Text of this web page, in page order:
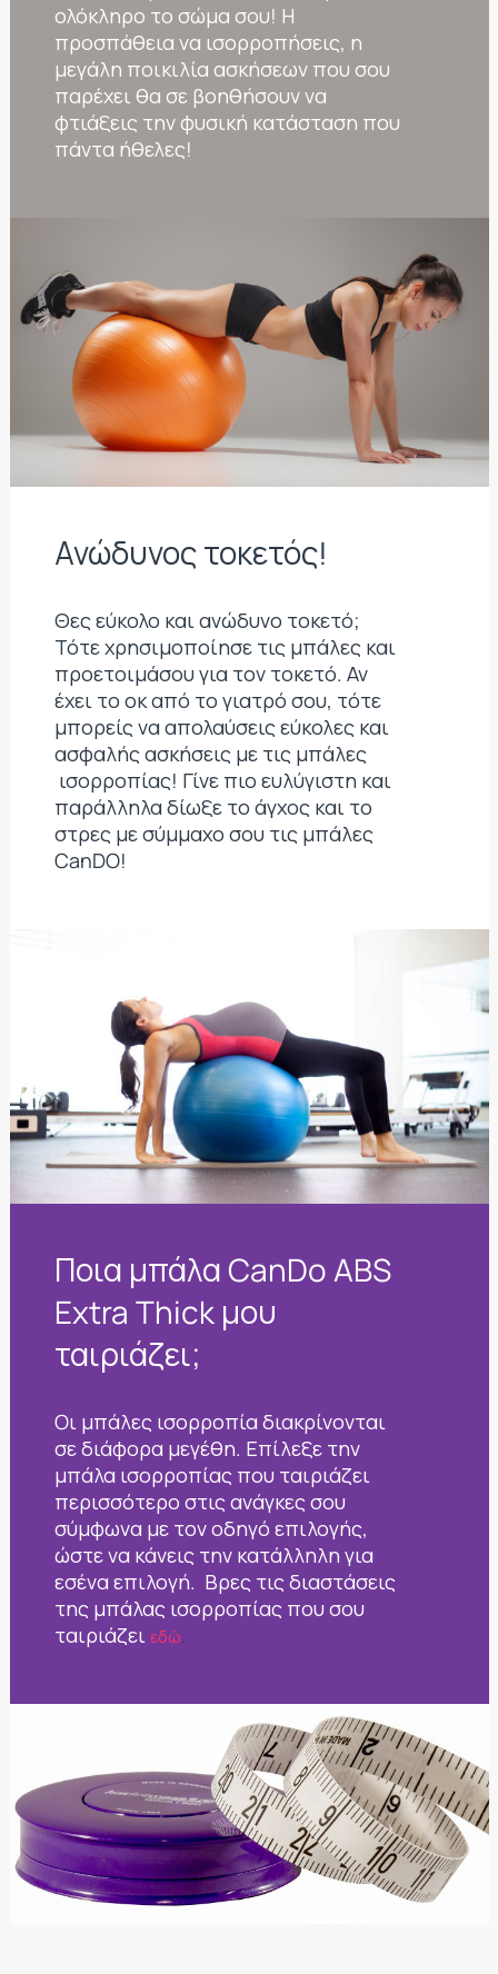
ολόκληρο το σώμα σου! Η
προσπάθεια να ισορροπήσεις, η
μεγάλη ποικιλία ασκήσεων που σου
παρέχει θα σε βοηθήσουν να
φτιάξεις την φυσική κατάσταση που
πάντα ήθελες!
Ανώδυνος τοκετός!
Θες εύκολο και ανώδυνο τοκετό;
Τότε χρησιμοποίησε τις μπάλες και
προετοιμάσου για τον τοκετό. Αν
έχει το οκ από το γιατρό σου, τότε
μπορείς να απολαύσεις εύκολες και
ασφαλής ασκήσεις με τις μπάλες
ισορροπίας! Γίνε πιο ευλύγιστη και
παράλληλα δίωξε το άγχος και το
στρες με σύμμαχο σου τις μπάλες
CanDO!
Ποια μπάλα CanDo ABS
Extra Thick μου
ταιριάζει;
Oι μπάλες ισορροπία διακρίνονται
σε διάφορα μεγέθη. Επίλεξε την
μπάλα ισορροπίας που ταιριάζει
περισσότερο στις ανάγκες σου
σύμφωνα με τον οδηγό επιλογής,
ώστε να κάνεις την κατάλληλη για
εσένα επιλογή. Βρες τις διαστάσεις
της μπάλας ισορροπίας που σου
ταιριάζει εδώ.